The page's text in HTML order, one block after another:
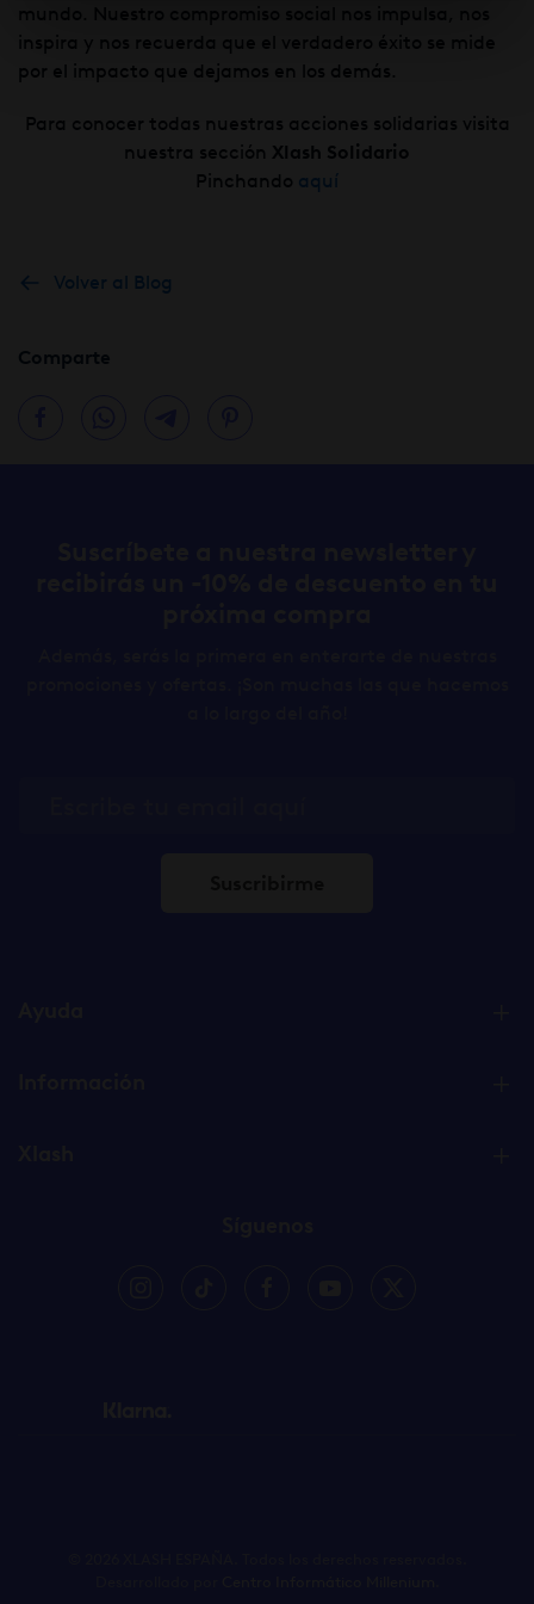
por el impacto que dejamos en los demás.
Para conocer todas nuestras acciones solidarias visita
nuestra sección Xlash Solidario
Pinchando aquí
Volver al Blog
Comparte